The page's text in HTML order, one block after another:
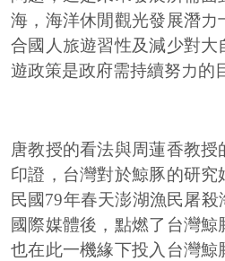
海，海洋休閒觀光發展潛力
合國人旅遊習性及減少對大
遊政策是政府需持續努力的
唐教授的看法與周蓮香教授
印證，台灣對於鯨豚的研究
民國79年春天澎湖漁民屠
國際媒體後，點燃了台灣
也在此一機緣下投入台灣鯨